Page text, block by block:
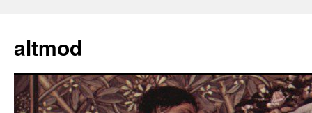
springen
altmod